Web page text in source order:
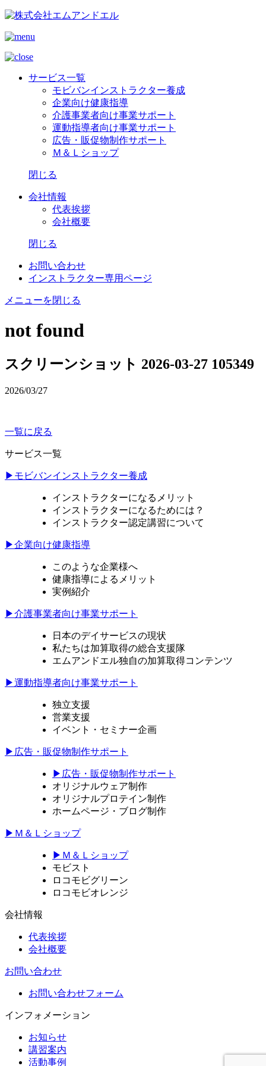
サービス一覧
モビバンインストラクター養成
企業向け健康指導
介護事業者向け事業サポート
運動指導者向け事業サポート
広告・販促物制作サポート
Ｍ＆Ｌショップ
閉じる
会社情報
代表挨拶
会社概要
閉じる
お問い合わせ
インストラクター専用ページ
メニューを閉じる
not found
スクリーンショット 2026-03-27 105349
2026/03/27
一覧に戻る
サービス一覧
▶モビバンインストラクター養成
インストラクターになるメリット
インストラクターになるためには？
インストラクター認定講習について
▶企業向け健康指導
このような企業様へ
健康指導によるメリット
実例紹介
▶介護事業者向け事業サポート
日本のデイサービスの現状
私たちは加算取得の総合支援隊
エムアンドエル独自の加算取得コンテンツ
▶運動指導者向け事業サポート
独立支援
営業支援
イベント・セミナー企画
▶広告・販促物制作サポート
▶広告・販促物制作サポート
オリジナルウェア制作
オリジナルプロテイン制作
ホームページ・ブログ制作
▶Ｍ＆Ｌショップ
▶Ｍ＆Ｌショップ
モビスト
ロコモビグリーン
ロコモビオレンジ
会社情報
代表挨拶
会社概要
お問い合わせ
お問い合わせフォーム
インフォメーション
お知らせ
講習案内
活動事例